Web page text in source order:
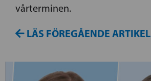
vårterminen.
LÄS FÖREGÅENDE ARTIKEL